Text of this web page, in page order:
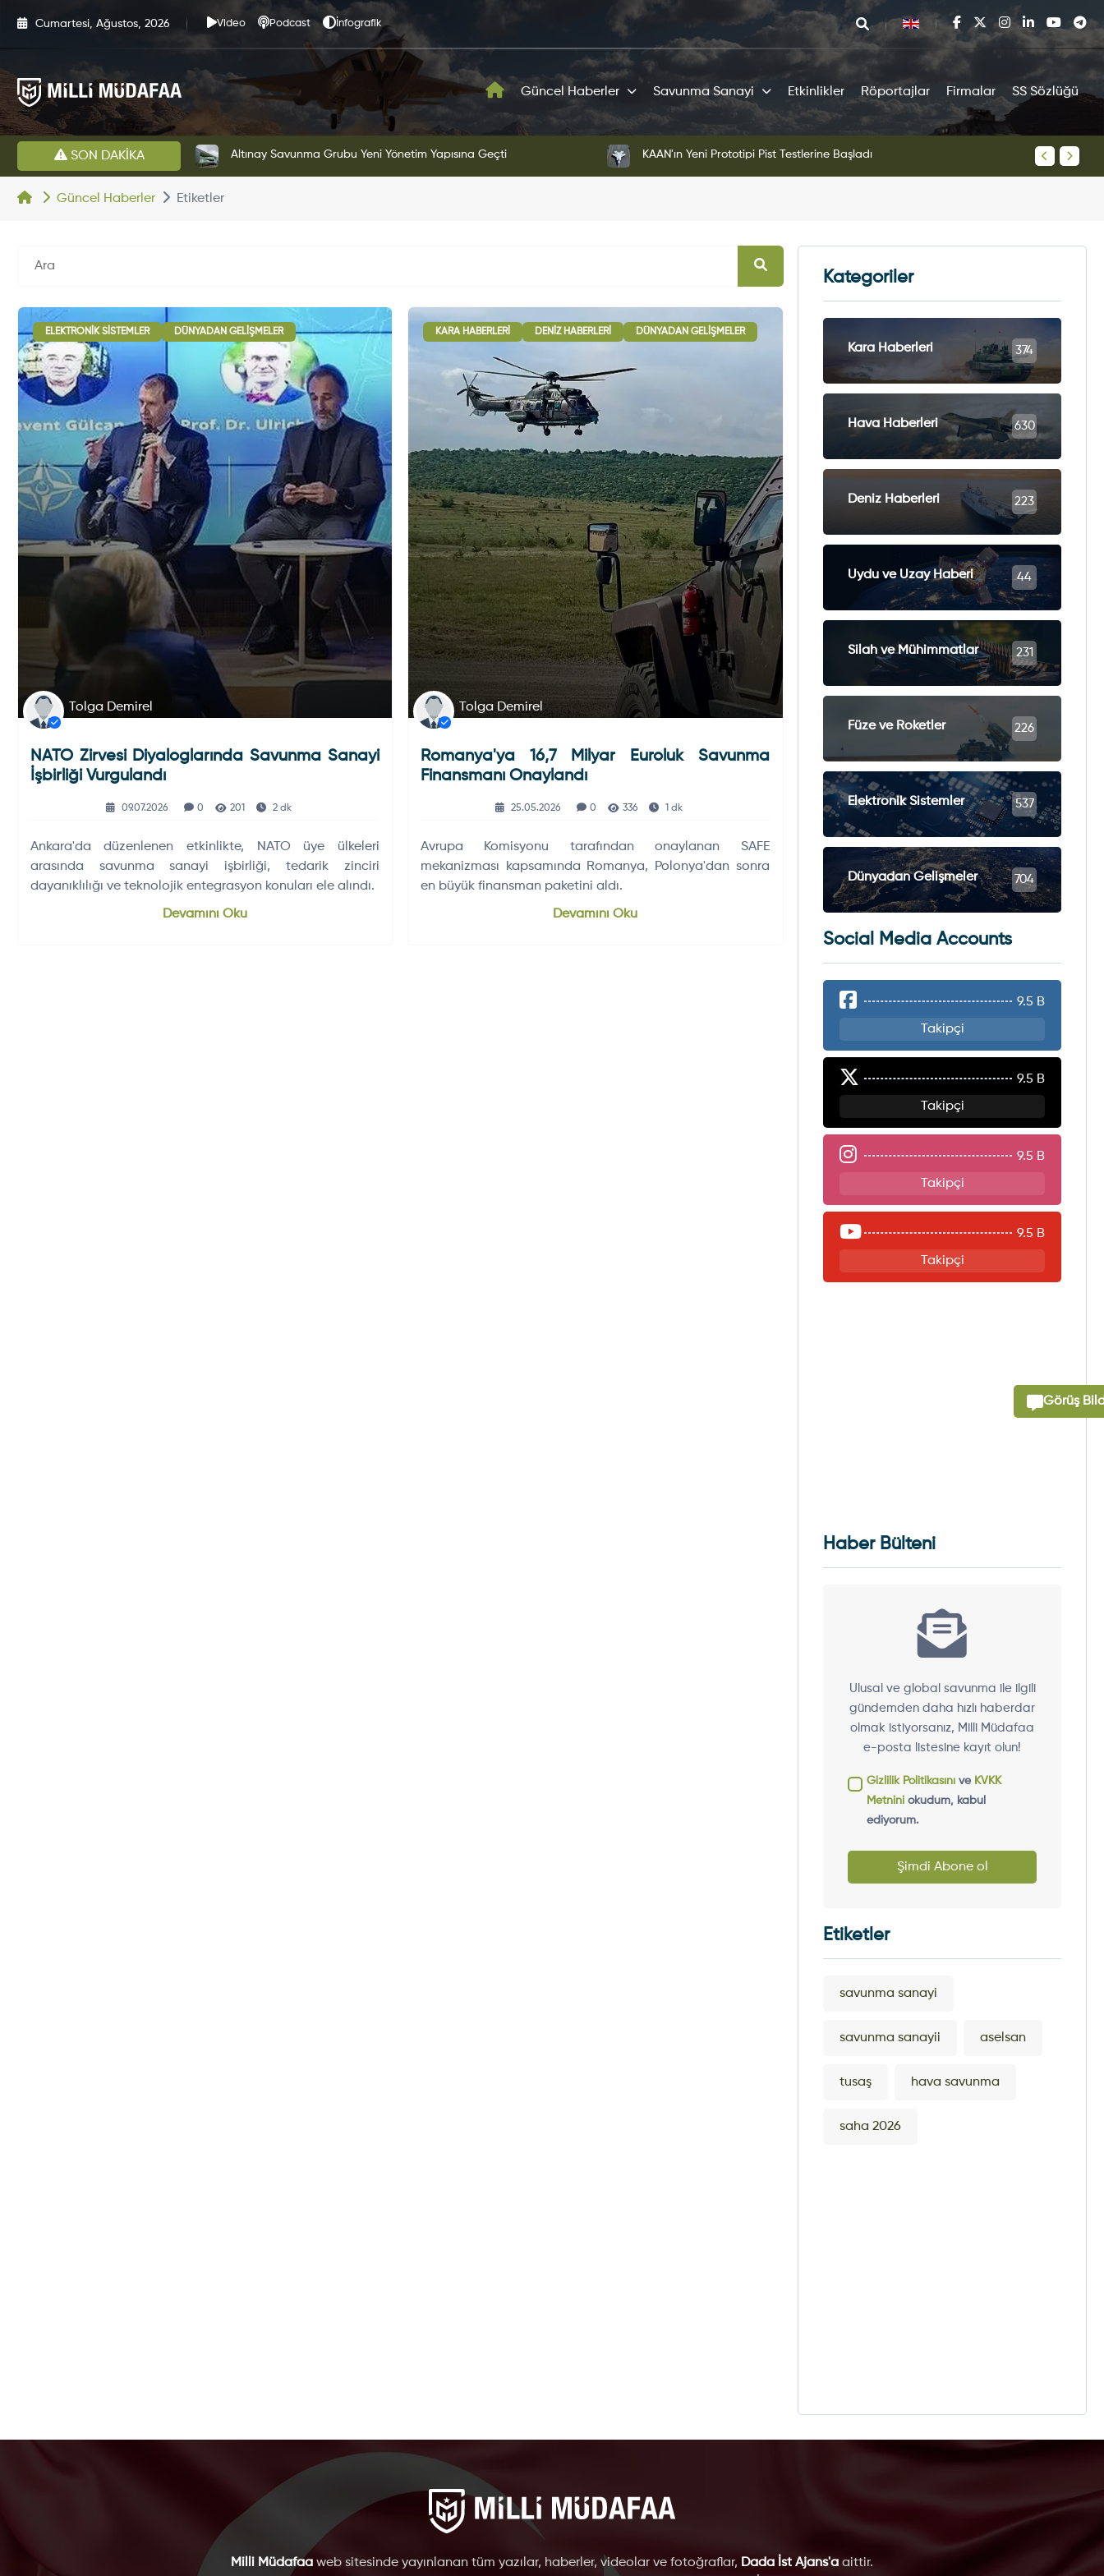
Cumartesi, Ağustos, 2026 Video Podcast İnfografik
Güncel Haberler Savunma Sanayi Etkinlikler Röportajlar Firmalar SS Sözlüğü
SON DAKİKA Altınay Savunma Grubu Yeni Yönetim Yapısına Geçti KAAN'ın Yeni Prototipi Pist Testlerine Başladı KAAN
Güncel Haberler Etiketler
ELEKTRONIK SISTEMLER DÜNYADAN GELIŞMELER
Tolga Demirel
NATO Zirvesi Diyaloglarında Savunma Sanayi
İşbirliği Vurgulandı
09.07.2026 0 201 2 dk
Ankara'da düzenlenen etkinlikte, NATO üye ülkeleri
arasında savunma sanayi işbirliği, tedarik zinciri
dayanıklılığı ve teknolojik entegrasyon konuları ele alındı.
Devamını Oku
KARA HABERLERI DENIZ HABERLERI DÜNYADAN GELIŞMELER
Tolga Demirel
Romanya'ya 16,7 Milyar Euroluk Savunma
Finansmanı Onaylandı
25.05.2026 0 336 1 dk
Avrupa Komisyonu tarafından onaylanan SAFE
mekanizması kapsamında Romanya, Polonya'dan sonra
en büyük finansman paketini aldı.
Devamını Oku
Kategoriler
Kara Haberleri 374
Hava Haberleri 630
Deniz Haberleri 223
Uydu ve Uzay Haberi 44
Silah ve Mühimmatlar 231
Füze ve Roketler 226
Elektronik Sistemler 537
Dünyadan Gelişmeler 704
Social Media Accounts
9.5 B
Takipçi
9.5 B
Takipçi
9.5 B
Takipçi
9.5 B
Takipçi
Haber Bülteni
Ulusal ve global savunma ile ilgili
gündemden daha hızlı haberdar
olmak istiyorsanız, Milli Müdafaa
e-posta listesine kayıt olun!
Gizlilik Politikasını ve KVKK
Metnini okudum, kabul
ediyorum.
Şimdi Abone ol
Etiketler
savunma sanayi
savunma sanayii aselsan
tusaş hava savunma
saha 2026
Görüş
Milli Müdafaa web sitesinde yayınlanan tüm yazılar, haberler, videolar ve fotoğraflar, Dada İst Ajans'a aittir.